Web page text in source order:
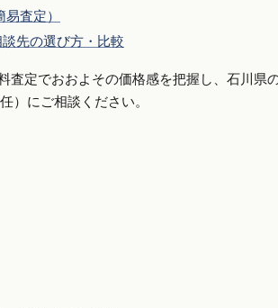
査定）
先の選び方・比較
定でおおよその価格感を把握し、石川
）にご相談ください。